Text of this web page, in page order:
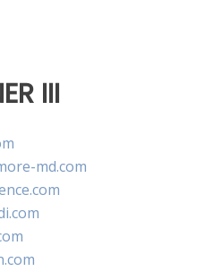
III
md.com